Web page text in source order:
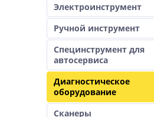
Электроинструмент
Ручной инструмент
Специнструмент для
автосервиса
Диагностическое
оборудование
Сканеры